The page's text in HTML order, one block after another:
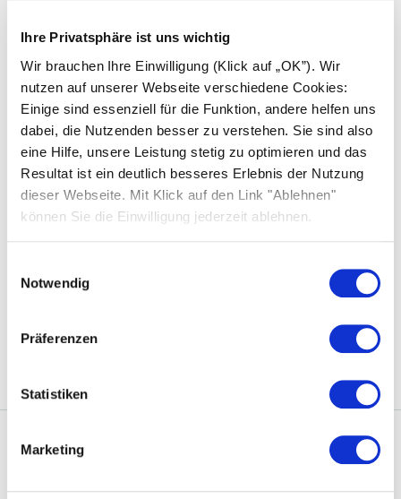
Ihre Privatsphäre ist uns wichtig
Wir brauchen Ihre Einwilligung (Klick auf „OK”). Wir
nutzen auf unserer Webseite verschiedene Cookies:
Einige sind essenziell für die Funktion, andere helfen uns
dabei, die Nutzenden besser zu verstehen. Sie sind also
eine Hilfe, unsere Leistung stetig zu optimieren und das
Resultat ist ein deutlich besseres Erlebnis der Nutzung
dieser Webseite. Mit Klick auf den Link "Ablehnen"
können Sie die Einwilligung jederzeit ablehnen.
Notwendig
Präferenzen
Statistiken
Marketing
Energieeinsparung und
Kostenoptimierung
Stromgestehungskosten, Strompreis und
Stromkosten verstehen
Stromkosten senken mit Solarstrom und
Energiespartipps
Stromverbrauch im Einfamilienhaus: Was ist
Solarwatt